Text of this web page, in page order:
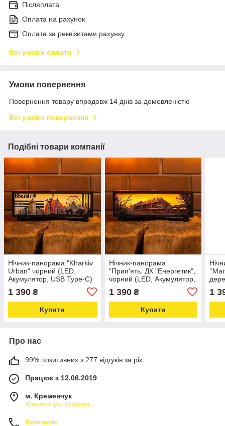
Післяплата
Оплата на рахунок
Оплата за реквізитами рахунку
Всі умови оплати
Умови повернення
Повернення товару впродовж 14 днів за домовленістю
Всі умови повернення
Подібні товари компанії
Нічник-панорама "Kharkiv
Urban" чорний (LED,
Акумулятор, USB Type-C)
1 390 ₴
Купити
Нічник-панорама
"Прип'ять. ДК "Енергетик",
чорний (LED, Акумулятор,
1 390₴
Купити
1
Про нас
99% позитивних з 277 відгуків за рік
Працює з 12.06.2019
м. Кременчук
Кременчук, Україна
Контакти